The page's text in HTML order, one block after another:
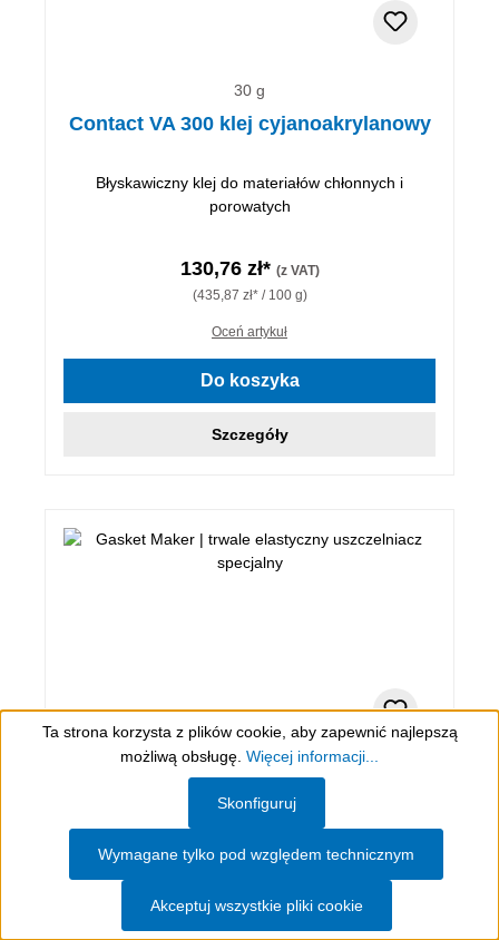
30 g
Contact VA 300 klej cyjanoakrylanowy
Błyskawiczny klej do materiałów chłonnych i
porowatych
130,76 zł* (z VAT)
(435,87 zł* / 100 g)
Oceń artykuł
Do koszyka
Szczegóły
280 ml (Green Tube), czarny
Gasket Maker
Ta strona korzysta z plików cookie, aby zapewnić najlepszą
możliwą obsługę. Więcej informacji...
Wymagane tylko pod względem technicznym
Skonfiguruj
Akceptuj wszystkie pliki cookie